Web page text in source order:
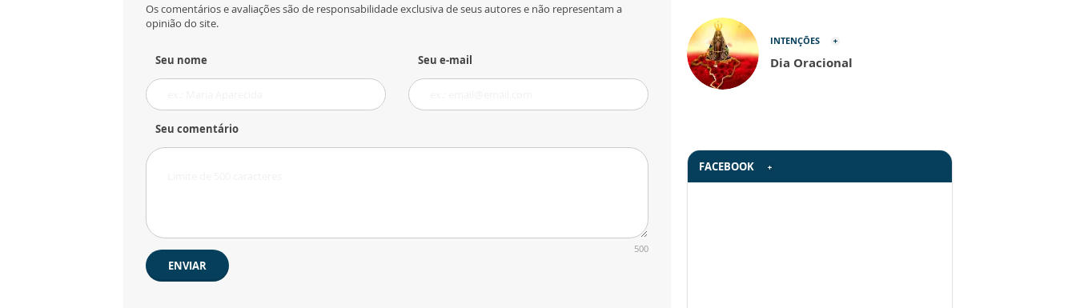
Os comentários e avaliações são de responsabilidade exclusiva de seus autores e não representam a
opinião do site.
Seu nome Seu e-mail
Seu comentário
500
ENVIAR
INTENÇÕES
Dia Oracional
FACEBOOK